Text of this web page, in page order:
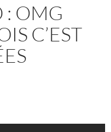
: OMG
C’EST